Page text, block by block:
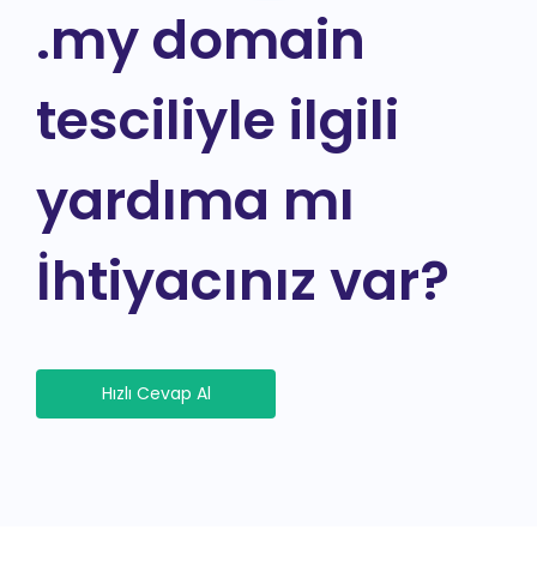
.my domain
tesciliyle ilgili
yardıma mı
İhtiyacınız var?
Hızlı Cevap Al